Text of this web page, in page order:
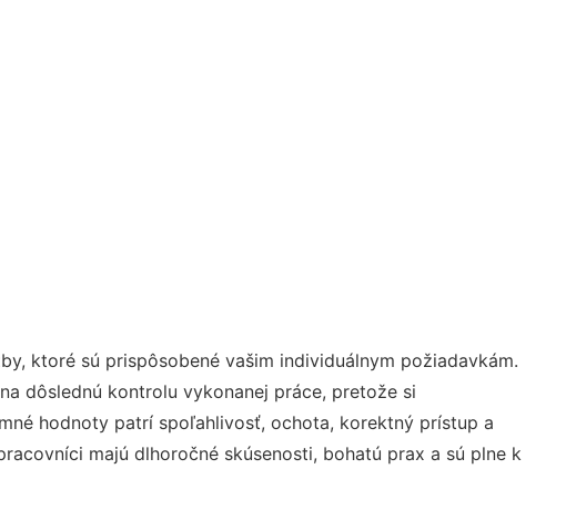
ktoré sú prispôsobené vašim individuálnym požiadavkám.
dôslednú kontrolu vykonanej práce, pretože si
hodnoty patrí spoľahlivosť, ochota, korektný prístup a
majú dlhoročné skúsenosti, bohatú prax a sú plne k